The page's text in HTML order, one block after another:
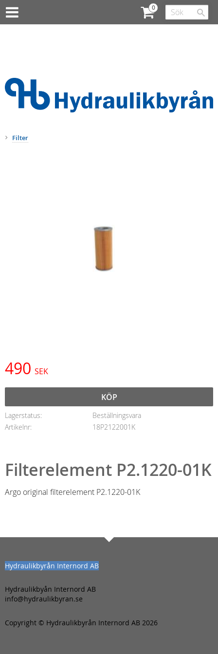
Filter
490 SEK
KÖP
Lagerstatus
Beställningsvara
Artikelnr
18P2122001K
Filterelement P2.1220-01K
Argo original filterelement P2.1220-01K
Hydraulikbyrån Internord AB
Hydraulikbyån Internord AB
info@hydraulikbyran.se
Copyright © Hydraulikbyrån Internord AB 2026